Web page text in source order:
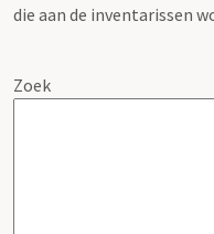
die aan de inventarissen
Zoek